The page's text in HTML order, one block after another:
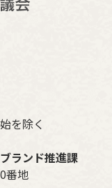
を除く
ランド推進課
番地